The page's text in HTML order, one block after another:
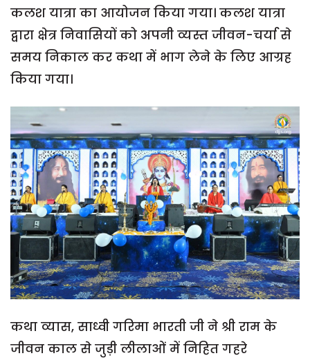
कलश यात्रा का आयोजन किया गया। कलश यात्रा
द्वारा क्षेत्र निवासियों को अपनी व्यस्त जीवन-चर्या से
समय निकाल कर कथा में भाग लेने के लिए आग्रह
किया गया।
कथा व्यास, साध्वी गरिमा भारती जी ने श्री राम के
जीवन काल से जुड़ी लीलाओं में निहित गहरे